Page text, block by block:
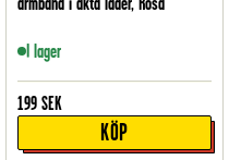
I lager
199 SEK
KÖP